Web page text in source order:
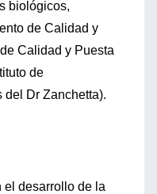
biológicos,
de Calidad y
Calidad y Puesta
de
del Dr Zanchetta).
el desarrollo de la